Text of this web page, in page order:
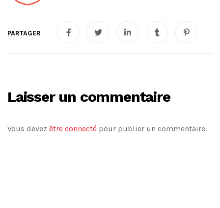
Laisser un commentaire
Vous devez être connecté pour publier un commentaire.